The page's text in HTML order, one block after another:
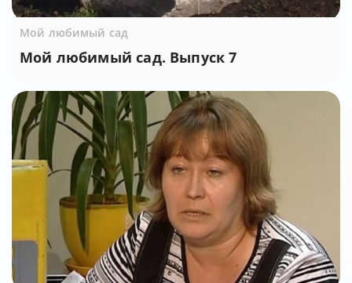
Мой любимый сад
Мой любимый сад. Выпуск 7